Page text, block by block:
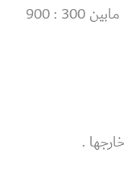
مكافأة شهرية تزداد سنوياً طوال فترة التدريب للطالب تتراوح مابين 300 : 900
.